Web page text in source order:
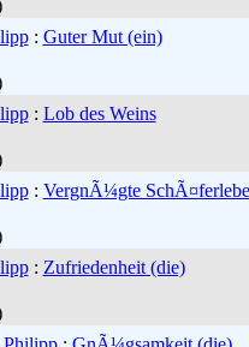
: Guter Mut (ein)
: Lob des Weins
: VergnÃ¼gte
: Zufriedenheit (die)